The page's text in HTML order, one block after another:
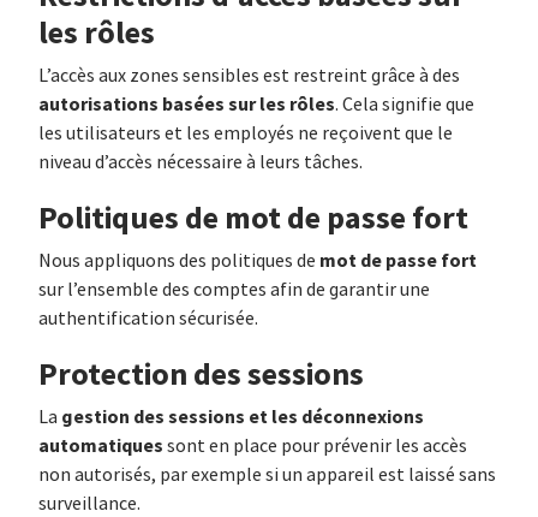
les rôles
L’accès aux zones sensibles est restreint grâce à des
autorisations basées sur les rôles. Cela signifie que
les utilisateurs et les employés ne reçoivent que le
niveau d’accès nécessaire à leurs tâches.
Politiques de mot de passe fort
Nous appliquons des politiques de mot de passe fort
sur l’ensemble des comptes afin de garantir une
authentification sécurisée.
Protection des sessions
La gestion des sessions et les déconnexions
automatiques sont en place pour prévenir les accès
non autorisés, par exemple si un appareil est laissé sans
surveillance.